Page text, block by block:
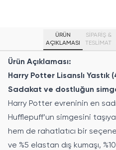
ÜRÜN
AÇIKLAMASI
SİPARİŞ &
TESLİMAT
Ürün Açıklaması:
Harry Potter Lisanslı Yastık
Sadakat ve dostluğun
Harry Potter evreninin en
Hufflepuff’un simgesini
hem de rahatlatıcı bir
ve %5 elastan dış kumaşı,